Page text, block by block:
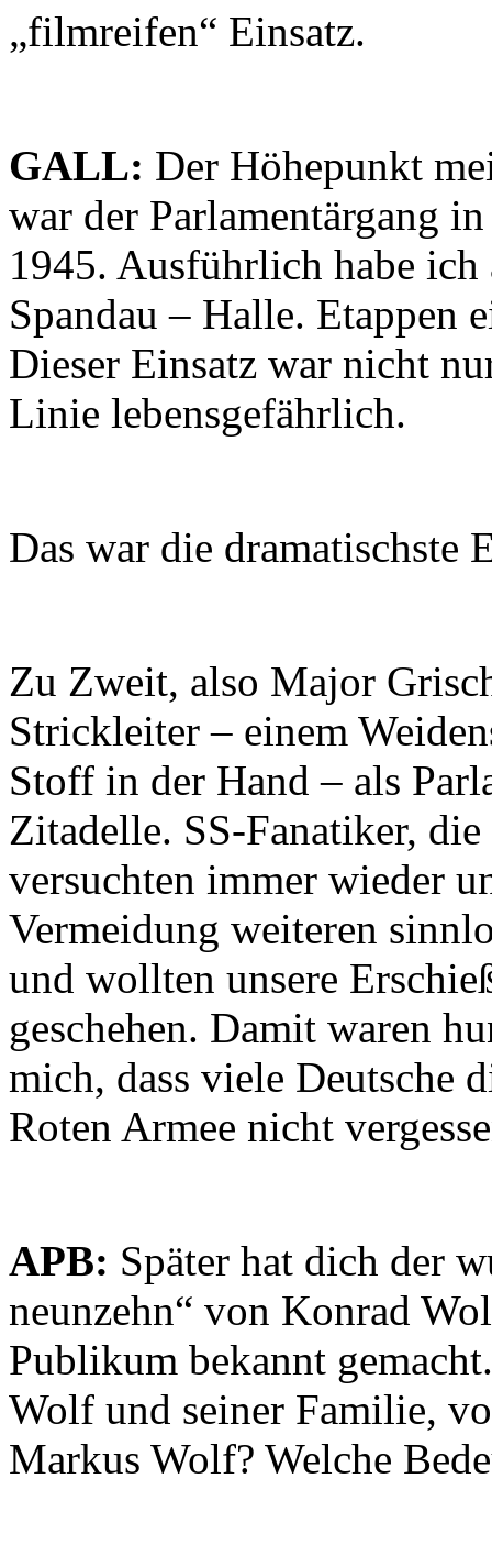
„filmreifen“ Einsatz.
GALL: Der Höhepunkt
war der Parlamentärgang
1945. Ausführlich habe
Spandau – Halle. Etappen
Dieser Einsatz war nicht
Linie lebensgefährlich.
Das war die dramatischste
Zu Zweit, also Major
Strickleiter – einem
Stoff in der Hand – als
Zitadelle. SS-Fanatiker,
versuchten immer wieder
Vermeidung weiteren
und wollten unsere
geschehen. Damit waren
mich, dass viele Deutsche
Roten Armee nicht
APB: Später hat dich der
neunzehn“ von Konrad
Publikum bekannt
Wolf und seiner Familie,
Markus Wolf? Welche